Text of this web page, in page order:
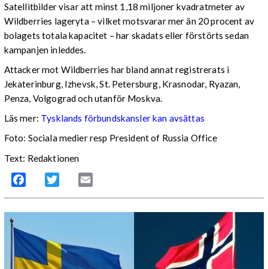
Satellitbilder visar att minst 1,18 miljoner kvadratmeter av
Wildberries lageryta – vilket motsvarar mer än 20 procent av
bolagets totala kapacitet – har skadats eller förstörts sedan
kampanjen inleddes.
Attacker mot Wildberries har bland annat registrerats i
Jekaterinburg, Izhevsk, St. Petersburg, Krasnodar, Ryazan,
Penza, Volgograd och utanför Moskva.
Läs mer: Tysklands förbundskansler kan avsättas
Foto: Sociala medier resp President of Russia Office
Text: Redaktionen
Facebook Twitter